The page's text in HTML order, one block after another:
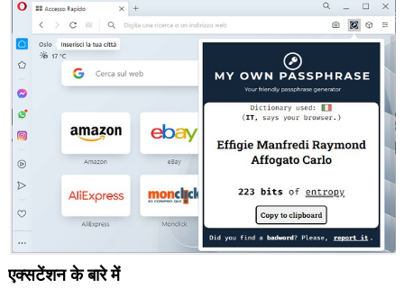
एक्सटेंशन के बारे में